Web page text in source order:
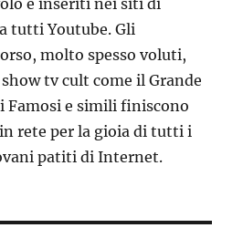
e inseriti nei siti di
tutti Youtube. Gli
molto spesso voluti,
tv cult come il Grande
Famosi e simili finiscono
rete per la gioia di tutti i
patiti di Internet.